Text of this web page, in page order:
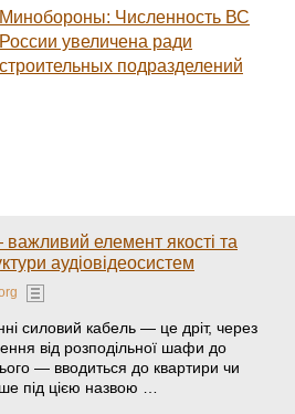
Минобороны: Численность ВС
России увеличена ради
строительных подразделений
елемент якості та
аудіовідеосистем
силовий кабель — це дріт, через
від розподільної шафи до
— вводиться до квартири чи
під цією назвою …